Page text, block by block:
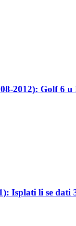
2012): Golf 6
Isplati li se dati